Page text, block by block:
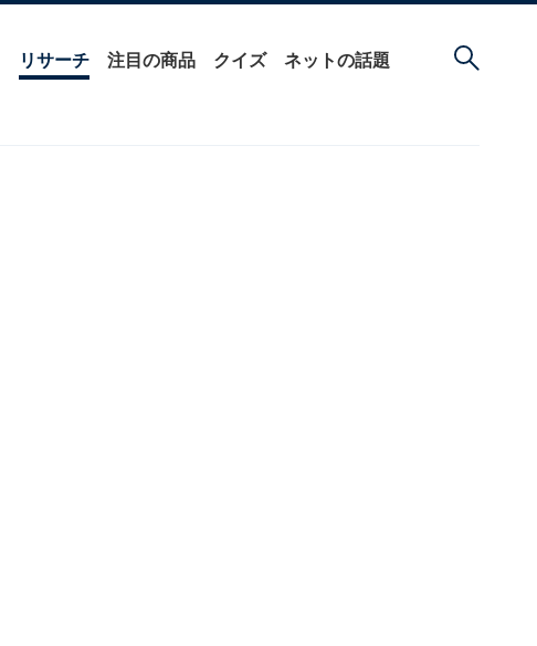
リサーチ 注目の商品 クイズ ネットの話題